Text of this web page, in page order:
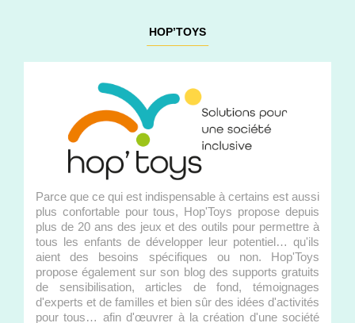
HOP’TOYS
Parce que ce qui est indispensable à certains est aussi
plus confortable pour tous, Hop'Toys propose depuis
plus de 20 ans des jeux et des outils pour permettre à
tous les enfants de développer leur potentiel… qu'ils
aient des besoins spécifiques ou non. Hop'Toys
propose également sur son blog des supports gratuits
de sensibilisation, articles de fond, témoignages
d'experts et de familles et bien sûr des idées d'activités
pour tous… afin d'œuvrer à la création d'une société